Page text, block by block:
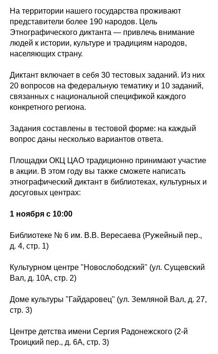
На территории нашего государства проживают
представители более 190 народов. Цель
Этнографического диктанта — привлечь внимание
людей к истории, культуре и традициям народов,
населяющих страну.
Диктант включает в себя 30 тестовых заданий. Из них
20 вопросов на федеральную тематику и 10 заданий,
связанных с национальной спецификой каждого
конкретного региона.
Задания составлены в тестовой форме: на каждый
вопрос даны несколько вариантов ответа.
Площадки ОКЦ ЦАО традиционно принимают участие
в акции. В этом году вы также сможете написать
этнографический диктант в библиотеках, культурных и
досуговых центрах:
1 ноября с 10:00
Библиотеке № 6 им. В.В. Вересаева (Ружейный пер.,
д. 4, стр. 1)
Культурном центре "Новослободский" (ул. Сущевский
Вал, д. 10А, стр. 2)
Доме культуры "Гайдаровец" (ул. Земляной Вал, д. 27,
стр. 3)
Центре детства имени Сергия Радонежского (2-й
Троицкий пер., д. 6А, стр. 3)